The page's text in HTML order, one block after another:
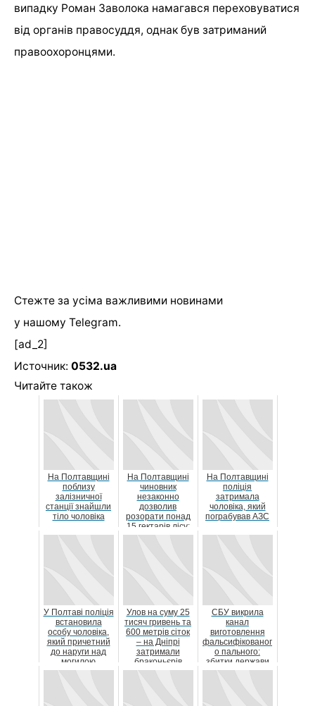
випадку Роман Заволока намагався переховуватися
від органів правосуддя, однак був затриманий
правоохоронцями.
Стежте за усіма важливими новинами
у нашому Telegram.
[ad_2]
Источник: 0532.ua
Читайте також
На Полтавщині
поблизу
залізничної
станції знайшли
тіло чоловіка
На Полтавщині
чиновник
незаконно
дозволив
розорати понад
15 гектарів лісу:
винуватцю
На Полтавщині
поліція
затримала
чоловіка, який
пограбував АЗС
У Полтаві поліція
встановила
особу чоловіка,
який причетний
до наруги над
могилою
військовослужбов
Улов на суму 25
тисяч гривень та
600 метрів сіток
– на Дніпрі
затримали
браконьєрів
СБУ викрила
канал
виготовлення
фальсифікованог
о пального:
збитки держави
становлять